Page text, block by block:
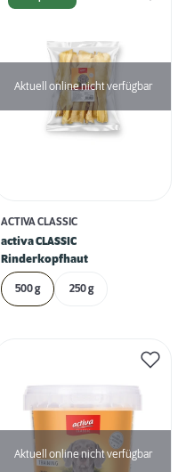
Aktuell online nicht verfügbar
ACTIVA CLASSIC
activa CLASSIC
Rinderkopfhaut
500 g 250 g
Aktuell online nicht verfügbar